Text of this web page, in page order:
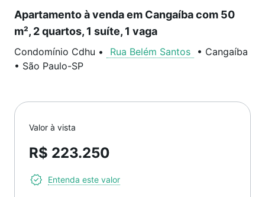
Apartamento à venda em Cangaíba com 50
m², 2 quartos, 1 suíte, 1 vaga
Condomínio Cdhu • Rua Belém Santos • Cangaíba
• São Paulo-SP
Valor à vista
R$ 223.250
Entenda este valor